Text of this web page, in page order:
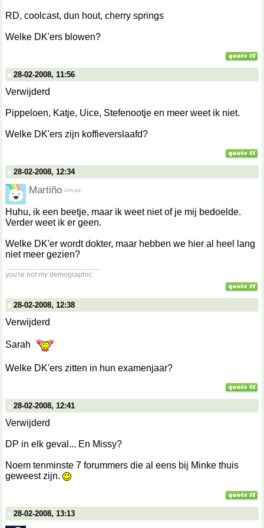
RD, coolcast, dun hout, cherry springs
Welke DK'ers blowen?
28-02-2008, 11:56
Verwijderd
Pippeloen, Katje, Uice, Stefenootje en meer weet ik niet.
Welke DK'ers zijn koffieverslaafd?
28-02-2008, 12:34
Martiño
Huhu, ik een beetje, maar ik weet niet of je mij bedoelde.
Verder weet ik er geen.
Welke DK'er wordt dokter, maar hebben we hier al heel lang
niet meer gezien?
you're not my demographic
28-02-2008, 12:38
Verwijderd
Sarah
Welke DK'ers zitten in hun examenjaar?
28-02-2008, 12:41
Verwijderd
DP in elk geval... En Missy?
Noem tenminste 7 forummers die al eens bij Minke thuis
geweest zijn.
28-02-2008, 13:13